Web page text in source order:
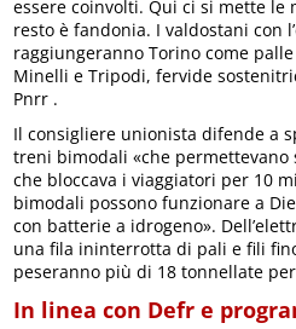
essere coinvolti. Qui ci si mette
resto è fandonia. I valdostani con
raggiungeranno Torino come
Minelli e Tripodi, fervide
Pnrr .
Il consigliere unionista difende a
treni bimodali «che
che bloccava i viaggiatori per 10
bimodali possono funzionare a
con batterie a idrogeno».
una fila ininterrotta di pali e fili
peseranno più di 18 tonnellate
In linea con Defr e